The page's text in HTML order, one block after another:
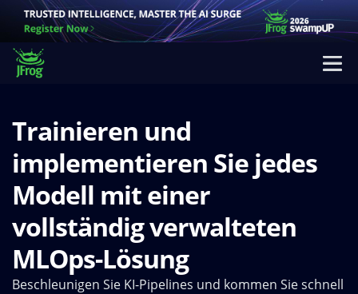
Trainieren und
implementieren Sie jedes
Modell mit einer
vollständig verwalteten
MLOps-Lösung
Beschleunigen Sie KI-Pipelines und kommen Sie schnell